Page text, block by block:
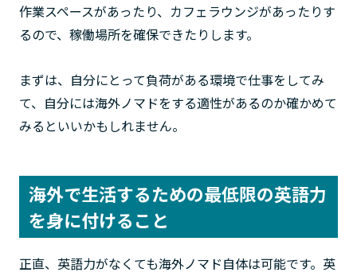
作業スペースがあったり、カフェラウンジがあったりす
るので、稼働場所を確保できたりします。
まずは、自分にとって負荷がある環境で仕事をしてみ
て、自分には海外ノマドをする適性があるのか確かめて
みるといいかもしれません。
海外で生活するための最低限の英語力
を身に付けること
正直、英語力がなくても海外ノマド自体は可能です。英